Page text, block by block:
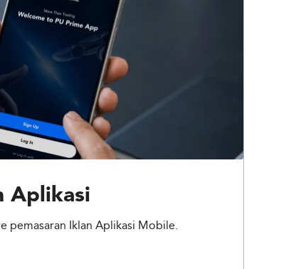
Aplikasi
pemasaran Iklan Aplikasi Mobile.